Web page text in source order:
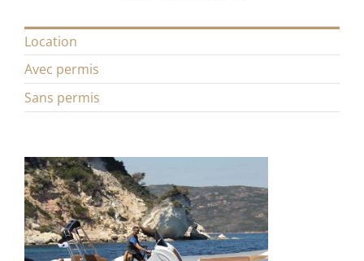
Location
Avec permis
Sans permis